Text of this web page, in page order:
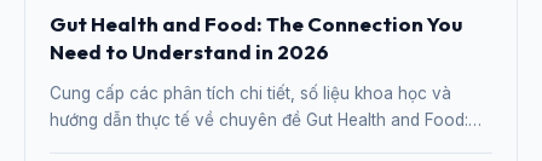
Gut Health and Food: The Connection You
Need to Understand in 2026
Cung cấp các phân tích chi tiết, số liệu khoa học và
hướng dẫn thực tế về chuyên đề Gut Health and Food: